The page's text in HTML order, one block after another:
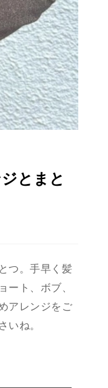
とまと
つ。手早く髪
ート、ボブ、
アレンジをご
いね。